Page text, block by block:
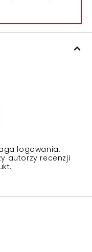
logowania.
autorzy recenzji